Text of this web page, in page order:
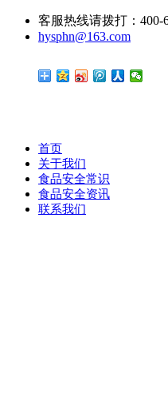
客服热线请拨打：400-
hysphn@163.com
首页
关于我们
食品安全常识
食品安全资讯
联系我们